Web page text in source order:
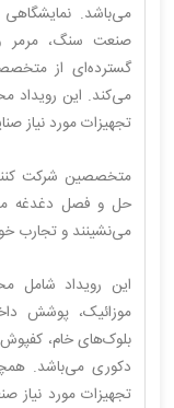
می‌باشد.
صنعت سنگ، مرمر
گسترده‌ای از
می‌کند. این رویداد
تجهیزات مورد نیاز
متخصصین شرکت
حل و فصل دغدغه
می‌نشینند و تجارب
این رویداد شامل
موزائیک، پوشش
بلوک‌های خام،
دکوری می‌باشد.
تجهیزات مورد نیاز